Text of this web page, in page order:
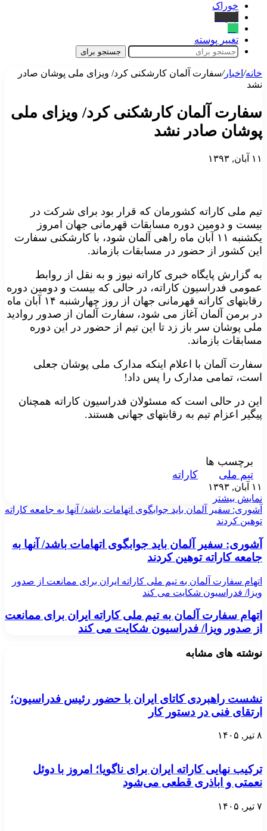
خوراک
تغییر پوسته
جستجو برای
خانه/ اخبار/سفارت آلمان کارشکنی کرد/ ویزای ملی پوشان صادر
نشد
سفارت آلمان کارشکنی کرد/ ویزای ملی
پوشان صادر نشد
۱۱ آبان, ۱۳۹۳
تیم ملی کاراته کشورمان که قرار بود برای شرکت در
بیست و دومین دوره مسابقات قهرمانی جهان امروز
یکشنبه ۱۱ آبان ماه راهی آلمان شود، با کارشکنی سفارت
این کشور از حضور در مسابقات بازماند.
به گزارش پایگاه خبری کاراته نیوز و به نقل از روابط
عمومی فدراسیون کاراته، در حالی که بیست و دومین دوره
رقابتهای کاراته قهرمانی جهان از روز چهارشنبه ۱۴ آبان ماه
در برمن آلمان آغاز می شود، سفارت آلمان از صدور روادید
ملی پوشان سر باز زد تا این تیم از حضور در این دوره
مسابقات بازماند.
سفارت آلمان با اعلام اینکه مدارک ملی پوشان جعلی
است، تمامی مدارک را پس داد!
این در حالی است که مسئولان فدراسیون کاراته همچنان
پیگیر اعزام تیم به رقابتهای جهانی هستند.
برچسب ها
تیم ملی
کاراته
۱۱ آبان, ۱۳۹۳
نمایش بیشتر
آشوری: سفیر آلمان باید جوابگوی اتهامات باشد/ آنها به جامعه کاراته
توهین کردند
آشوری: سفیر آلمان باید جوابگوی اتهامات باشد/ آنها به
جامعه کاراته توهین کردند
اتهام سفارت آلمان به تیم ملی کاراته ایران برای ممانعت از صدور
ویزا/ فدراسیون شکایت می کند
اتهام سفارت آلمان به تیم ملی کاراته ایران برای ممانعت
از صدور ویزا/ فدراسیون شکایت می کند
نوشته های مشابه
نشست راهبردی کاتای ایران با حضور رئیس فدراسیون؛
ارتقای فنی در دستور کار
۸ تیر, ۱۴۰۵
ترکیب نهایی کاراته ایران برای ناگویا؛ امروز با دوئل
نعمتی و اباذری قطعی می‌شود
۷ تیر, ۱۴۰۵